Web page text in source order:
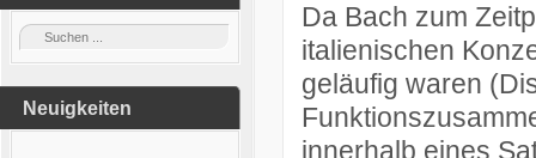
Neuigkeiten
Da Bach zum
italienischen
geläufig waren
innerhalb eines